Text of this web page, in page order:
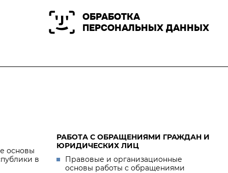
ОБРАБОТКА
ПЕРСОНАЛЬНЫХ ДАННЫХ
основы
в
РАБОТА С ОБРАЩЕНИЯМИ ГРАЖДАН И
ЮРИДИЧЕСКИХ ЛИЦ
Правовые и организационные
основы работы с обращениями